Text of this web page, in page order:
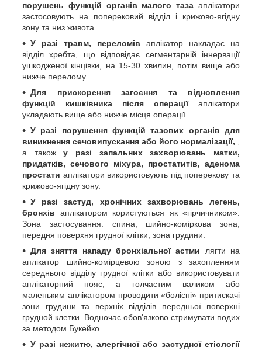
порушень функцій органів малого таза аплікатори
застосовують на поперековий відділ і крижово-ягідну
зону та низ живота.
У разі травм, переломів аплікатор накладає на
відділ хребта, що відповідає сегментарній іннервації
ушкодженої кінцівки, на 15-30 хвилин, потім вище або
нижче перелому.
Для прискорення загоєння та відновлення
функцій кишківника після операціїаплікатори
укладають вище або нижче місця операції.
У разі порушення функцій тазових органів для
виникнення сечовипускання або його нормалізації,
а такожу разі запальних захворювань матки,
придатків, сечового міхура, простатитів, аденома
простати аплікатори використовують під поперекову та
крижово-ягідну зону.
У разі застуд, хронічних захворювань легень,
бронхів аплікатором користуються як «гірчичником».
Зона застосування: спина, шийно-коміркова зона,
передня поверхня грудної клітки, зона грудини.
Для зняття нападу бронхіальної астми лягти на
аплікатор шийно-комірцевою зоною з захопленням
середнього відділу грудної клітки або використовувати
аплікаторний пояс, а голчастим валиком або
маленьким аплікатором проводити «болісні» притискачі
зони грудини та верхніх відділів передньої поверхні
грудной клетки. Водночас обов'язково стримувати подих
за методом Букейко.
У разі нежитю, алергічної або застудної етіології